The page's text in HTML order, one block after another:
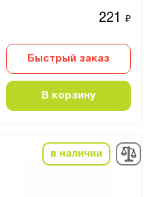
221₽
Быстрый заказ
В корзину
в наличии